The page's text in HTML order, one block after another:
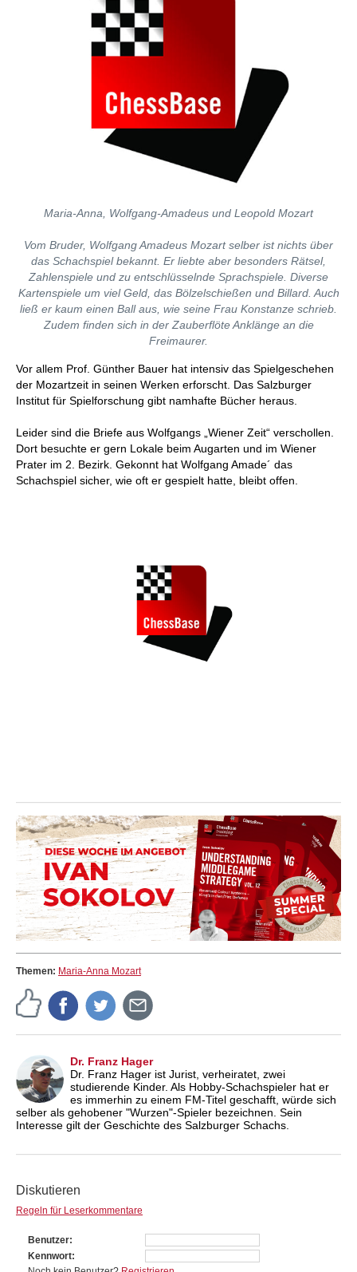
Maria-Anna, Wolfgang-Amadeus und Leopold Mozart
Vom Bruder, Wolfgang Amadeus Mozart selber ist nichts über
das Schachspiel bekannt. Er liebte aber besonders Rätsel,
Zahlenspiele und zu entschlüsselnde Sprachspiele. Diverse
Kartenspiele um viel Geld, das Bölzelschießen und Billard. Auch
ließ er kaum einen Ball aus, wie seine Frau Konstanze schrieb.
Zudem finden sich in der Zauberflöte Anklänge an die
Freimaurer.
Vor allem Prof. Günther Bauer hat intensiv das Spielgeschehen
der Mozartzeit in seinen Werken erforscht. Das Salzburger
Institut für Spielforschung gibt namhafte Bücher heraus.
Leider sind die Briefe aus Wolfgangs „Wiener Zeit“ verschollen.
Dort besuchte er gern Lokale beim Augarten und im Wiener
Prater im 2. Bezirk. Gekonnt hat Wolfgang Amade´ das
Schachspiel sicher, wie oft er gespielt hatte, bleibt offen.
Themen: Maria-Anna Mozart
Dr. Franz Hager
Dr. Franz Hager ist Jurist, verheiratet, zwei
studierende Kinder. Als Hobby-Schachspieler hat er
es immerhin zu einem FM-Titel geschafft, würde sich
selber als gehobener "Wurzen"-Spieler bezeichnen. Sein
Interesse gilt der Geschichte des Salzburger Schachs.
Diskutieren
Regeln für Leserkommentare
Benutzer
Kennwort